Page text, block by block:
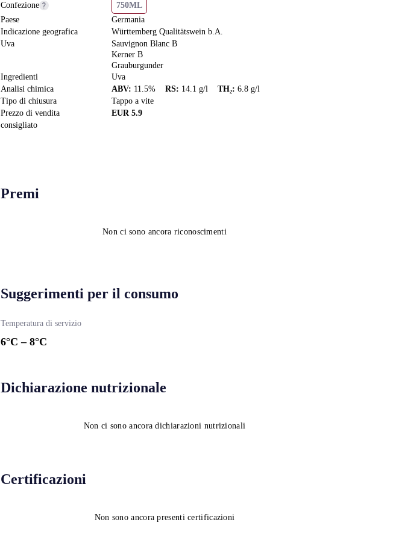
Confezione
750ML
Paese
Germania
Indicazione geografica
Württemberg Qualitätswein b.A.
Uva
Sauvignon Blanc B
Kerner B
Grauburgunder
Ingredienti
Uva
Analisi chimica
ABV: 11.5% RS: 14.1 g/l TH₂: 6.8 g/l
Tipo di chiusura
Tappo a vite
Prezzo di vendita
consigliato
EUR 5.9
Premi
Non ci sono ancora riconoscimenti
Suggerimenti per il consumo
Temperatura di servizio
6°C – 8°C
Dichiarazione nutrizionale
Non ci sono ancora dichiarazioni nutrizionali
Certificazioni
Non sono ancora presenti certificazioni